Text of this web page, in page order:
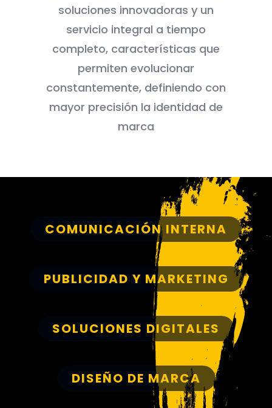
soluciones innovadoras y un
servicio integral a tiempo
completo, características que
permiten evolucionar
constantemente, definiendo con
mayor precisión la identidad de
marca
COMUNICACIÓN INTERNA
PUBLICIDAD Y MARKETING
SOLUCIONES DIGITALES
DISEÑO DE MARCA